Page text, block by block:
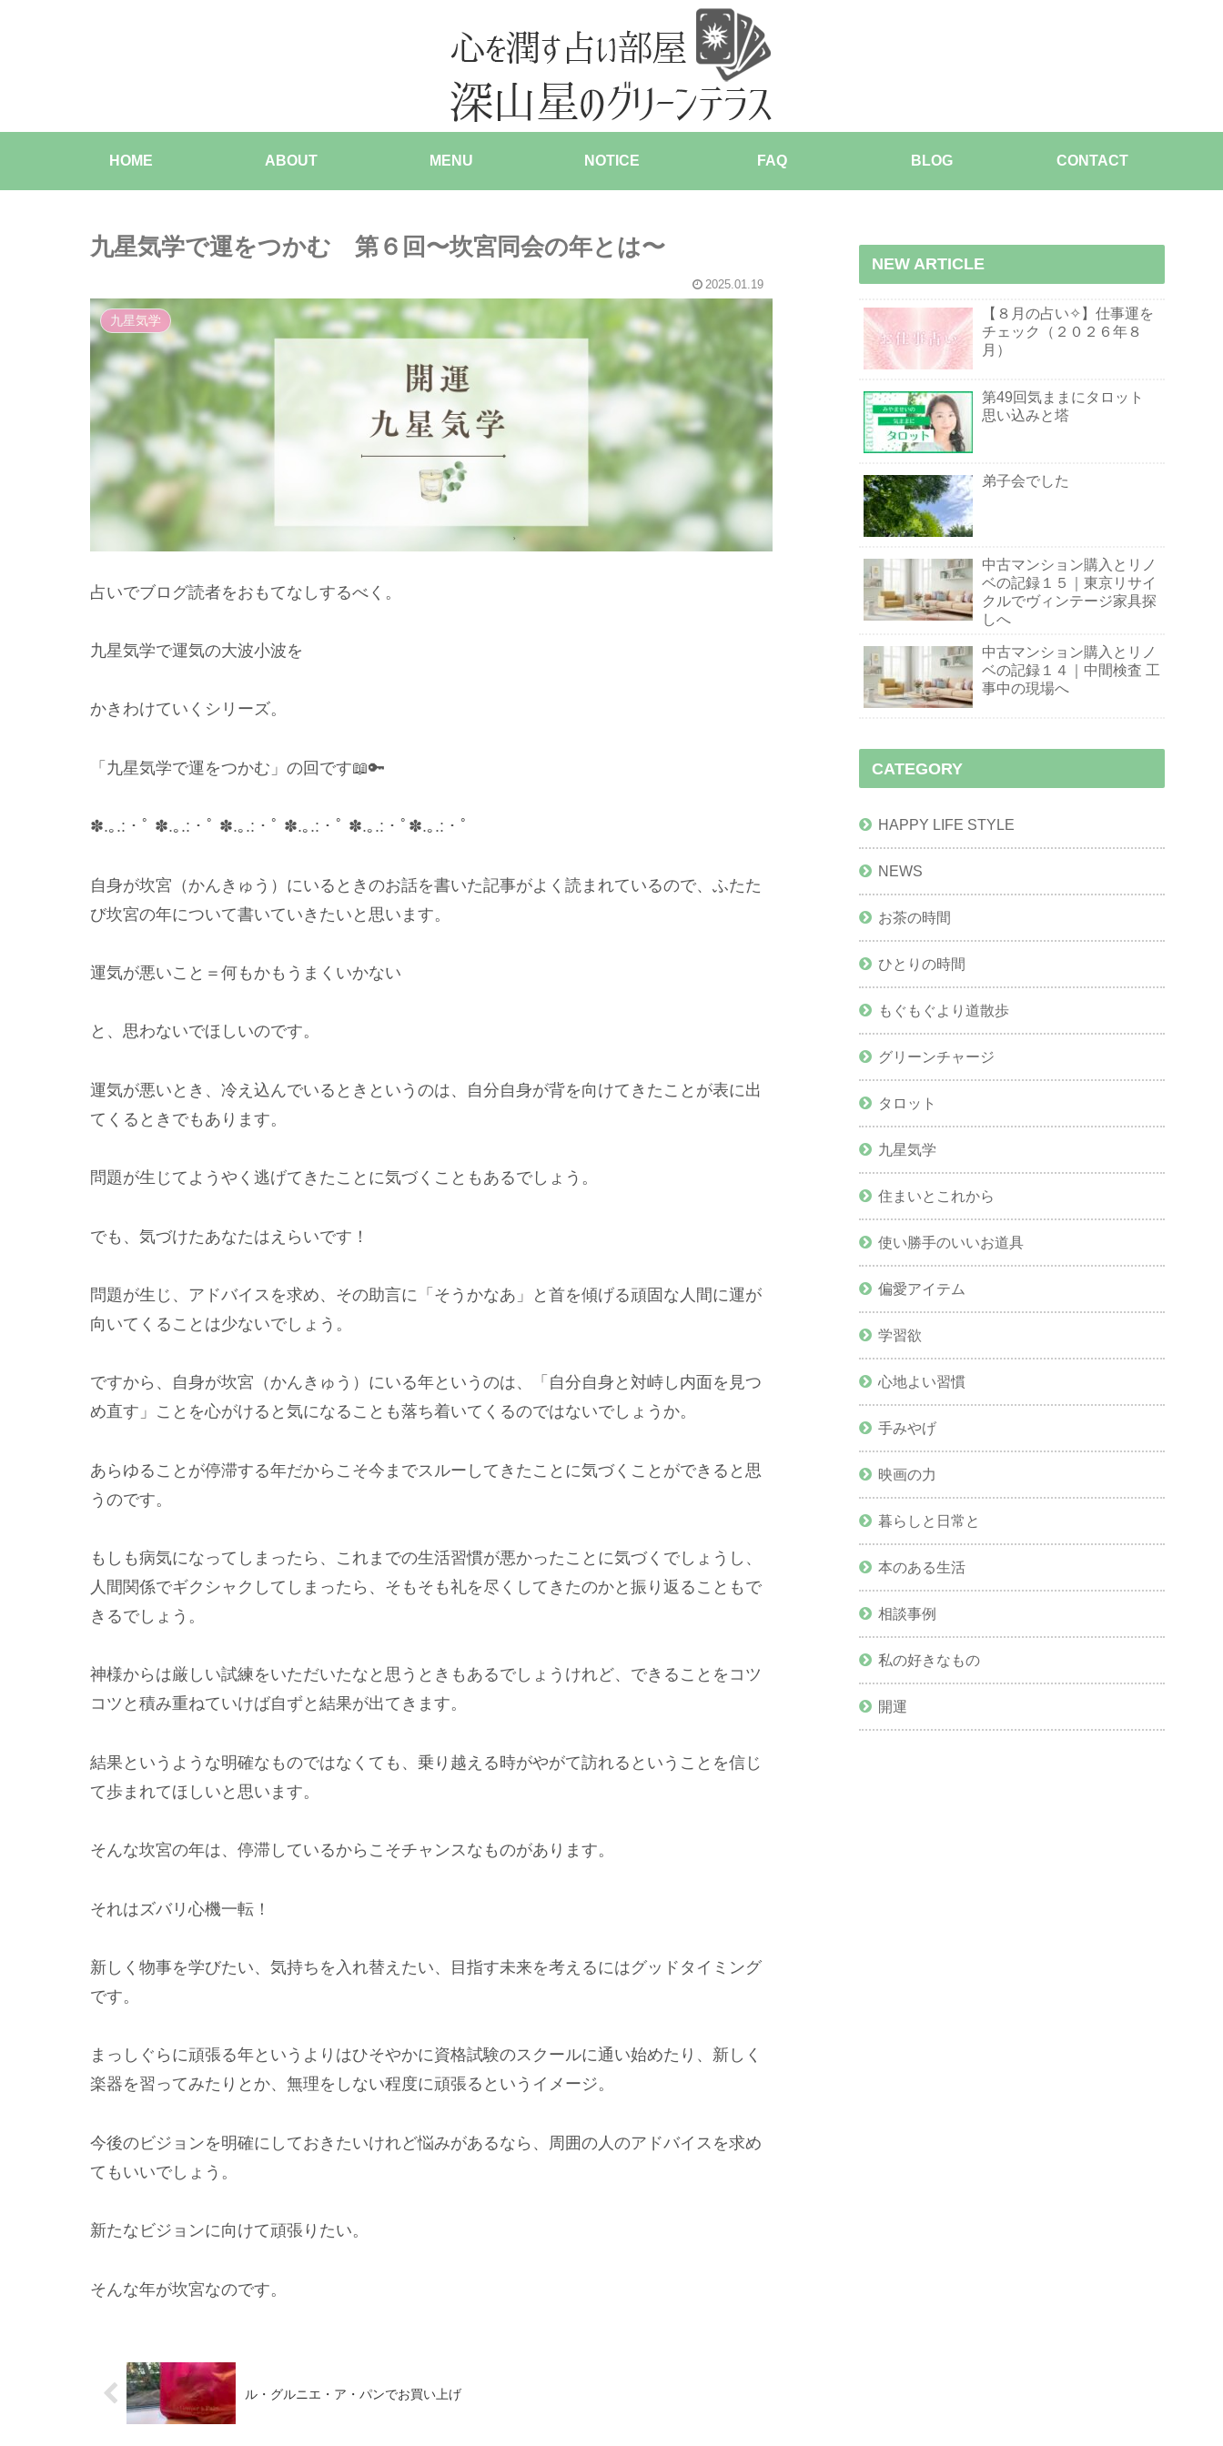
HOME ABOUT MENU NOTICE FAQ BLOG CONTACT
九星気学で運をつかむ 第６回〜坎宮同会の年とは〜
2025.01.19
九星気学
占いでブログ読者をおもてなしするべく。
九星気学で運気の大波小波を
かきわけていくシリーズ。
「九星気学で運をつかむ」の回です📖🔑
✽.｡.:・ﾟ ✽.｡.:・ﾟ ✽.｡.:・ﾟ ✽.｡.:・ﾟ ✽.｡.:・ﾟ✽.｡.:・ﾟ
自身が坎宮（かんきゅう）にいるときのお話を書いた記事がよく読まれているので、ふたた
び坎宮の年について書いていきたいと思います。
運気が悪いこと＝何もかもうまくいかない
と、思わないでほしいのです。
運気が悪いとき、冷え込んでいるときというのは、自分自身が背を向けてきたことが表に出
てくるときでもあります。
問題が生じてようやく逃げてきたことに気づくこともあるでしょう。
でも、気づけたあなたはえらいです！
問題が生じ、アドバイスを求め、その助言に「そうかなあ」と首を傾げる頑固な人間に運が
向いてくることは少ないでしょう。
ですから、自身が坎宮（かんきゅう）にいる年というのは、「自分自身と対峙し内面を見つ
め直す」ことを心がけると気になることも落ち着いてくるのではないでしょうか。
あらゆることが停滞する年だからこそ今までスルーしてきたことに気づくことができると思
うのです。
もしも病気になってしまったら、これまでの生活習慣が悪かったことに気づくでしょうし、
人間関係でギクシャクしてしまったら、そもそも礼を尽くしてきたのかと振り返ることもで
きるでしょう。
神様からは厳しい試練をいただいたなと思うときもあるでしょうけれど、できることをコツ
コツと積み重ねていけば自ずと結果が出てきます。
結果というような明確なものではなくても、乗り越える時がやがて訪れるということを信じ
て歩まれてほしいと思います。
そんな坎宮の年は、停滞しているからこそチャンスなものがあります。
それはズバリ心機一転！
新しく物事を学びたい、気持ちを入れ替えたい、目指す未来を考えるにはグッドタイミング
です。
まっしぐらに頑張る年というよりはひそやかに資格試験のスクールに通い始めたり、新しく
楽器を習ってみたりとか、無理をしない程度に頑張るというイメージ。
今後のビジョンを明確にしておきたいけれど悩みがあるなら、周囲の人のアドバイスを求め
てもいいでしょう。
新たなビジョンに向けて頑張りたい。
そんな年が坎宮なのです。
ル・グルニエ・ア・パンでお買い上げ
NEW ARTICLE
【８月の占い✧】仕事運を
チェック（２０２６年８
月）
第49回気ままにタロット
思い込みと塔
弟子会でした
中古マンション購入とリノ
ベの記録１５｜東京リサイ
クルでヴィンテージ家具探
しへ
中古マンション購入とリノ
ベの記録１４｜中間検査 工
事中の現場へ
CATEGORY
HAPPY LIFE STYLE
NEWS
お茶の時間
ひとりの時間
もぐもぐより道散歩
グリーンチャージ
タロット
九星気学
住まいとこれから
使い勝手のいいお道具
偏愛アイテム
学習欲
心地よい習慣
手みやげ
映画の力
暮らしと日常と
本のある生活
相談事例
私の好きなもの
開運